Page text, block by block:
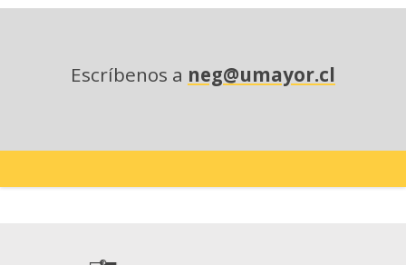
Escríbenos a neg@umayor.cl